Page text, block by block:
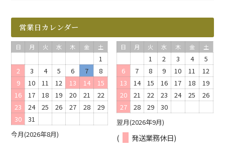
営業日カレンダー
今月(2026年8月)
日 月 火 水 木 金 土
1
2
3 4 5 6 7
8
9
10 11 12 13 14
15
16
17 18 19 20 21
22
23
24 25 26 27 28
29
30
31 翌月(2026年9月)
日 月 火 水 木 金 土
1 2 3 4
5
6
7 8 9 10 11
12
13
14 15 16 17 18
19
20
21 22 23 24 25
26
27
28 29 30
( 発送業務休日)